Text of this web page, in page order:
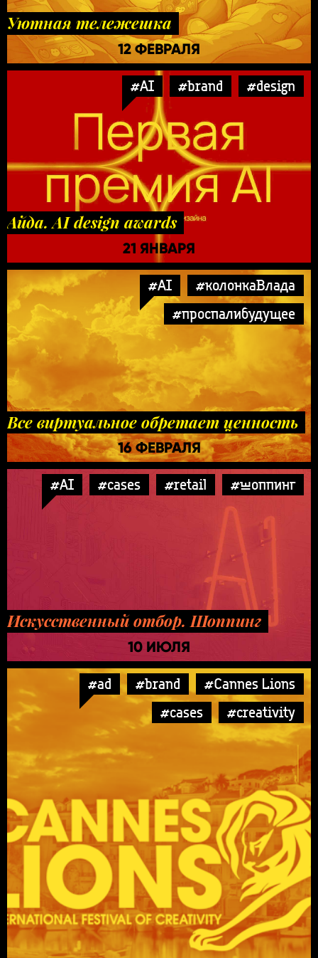
Уютная тележешка
12 ФЕВРАЛЯ
#AI #brand #design
Айда. AI design awards
21 ЯНВАРЯ
#AI
#колонкаВлада
#проспалибудущее
Все виртуальное обретает ценность
16 ФЕВРАЛЯ
#AI #cases #retail #шоппинг
Искусственный отбор. Шоппинг
10 ИЮЛЯ
#ad #brand
#Cannes Lions
#cases
#creativity